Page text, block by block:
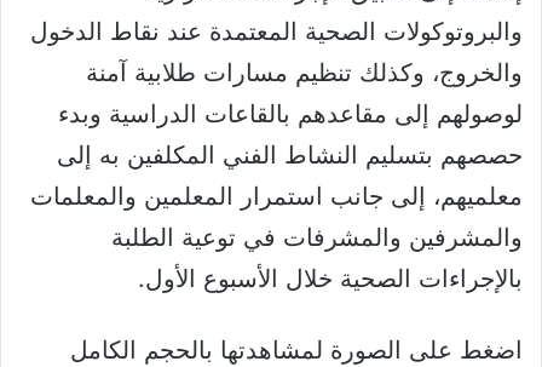
والبروتوكولات الصحية المعتمدة عند نقاط الدخول
والخروج، وكذلك تنظيم مسارات طلابية آمنة
لوصولهم إلى مقاعدهم بالقاعات الدراسية وبدء
حصصهم بتسليم النشاط الفني المكلفين به إلى
معلميهم، إلى جانب استمرار المعلمين والمعلمات
والمشرفين والمشرفات في توعية الطلبة
بالإجراءات الصحية خلال الأسبوع الأول.
اضغط على الصورة لمشاهدتها بالحجم الكامل